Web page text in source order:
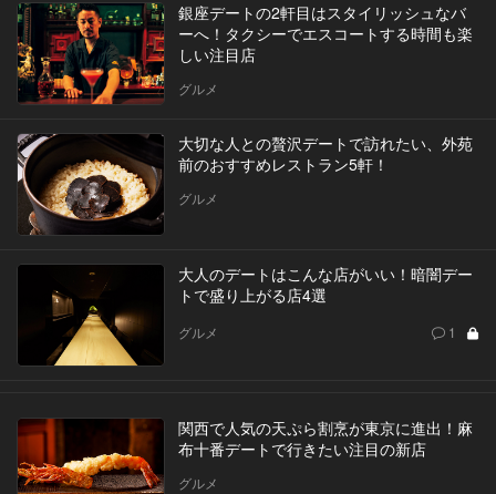
銀座デートの2軒目はスタイリッシュなバ
ーへ！タクシーでエスコートする時間も楽
しい注目店
グルメ
大切な人との贅沢デートで訪れたい、外苑
前のおすすめレストラン5軒！
グルメ
大人のデートはこんな店がいい！暗闇デー
トで盛り上がる店4選
グルメ 1
関西で人気の天ぷら割烹が東京に進出！麻
布十番デートで行きたい注目の新店
グルメ